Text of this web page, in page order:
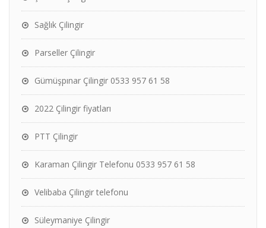
Sağlık Çilingir
Parseller Çilingir
Gümüşpınar Çilingir 0533 957 61 58
2022 Çilingir fiyatları
PTT Çilingir
Karaman Çilingir Telefonu 0533 957 61 58
Velibaba Çilingir telefonu
Süleymaniye Çilingir